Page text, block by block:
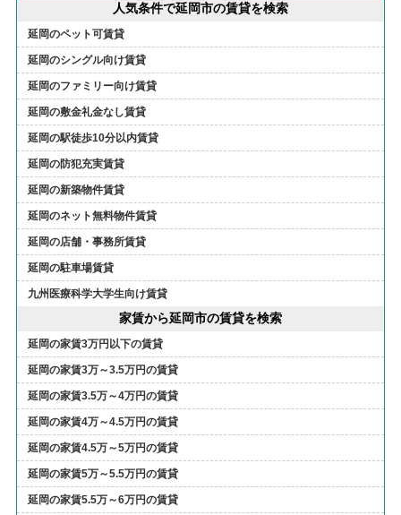
人気条件で延岡市の賃貸を検索
延岡のペット可賃貸
延岡のシングル向け賃貸
延岡のファミリー向け賃貸
延岡の敷金礼金なし賃貸
延岡の駅徒歩10分以内賃貸
延岡の防犯充実賃貸
延岡の新築物件賃貸
延岡のネット無料物件賃貸
延岡の店舗・事務所賃貸
延岡の駐車場賃貸
九州医療科学大学生向け賃貸
家賃から延岡市の賃貸を検索
延岡の家賃3万円以下の賃貸
延岡の家賃3万～3.5万円の賃貸
延岡の家賃3.5万～4万円の賃貸
延岡の家賃4万～4.5万円の賃貸
延岡の家賃4.5万～5万円の賃貸
延岡の家賃5万～5.5万円の賃貸
延岡の家賃5.5万～6万円の賃貸